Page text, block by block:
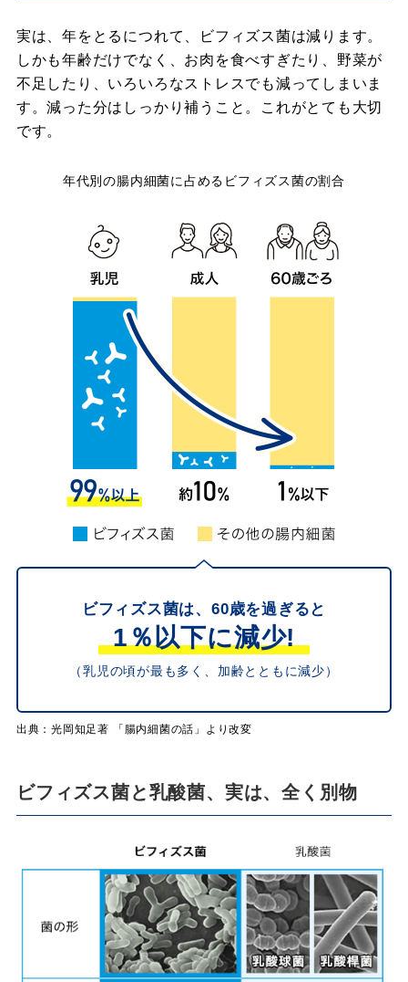
実は、年をとるにつれて、ビフィズス菌は減ります。
しかも年齢だけでなく、お肉を食べすぎたり、野菜が
不足したり、いろいろなストレスでも減ってしまいま
す。減った分はしっかり補うこと。これがとても大切
です。
年代別の腸内細菌に占めるビフィズス菌の割合
ビフィズス菌は、60歳を過ぎると
1％以下に減少!
（乳児の頃が最も多く、加齢とともに減少）
出典：光岡知足著 「腸内細菌の話」より改変
ビフィズス菌と乳酸菌、実は、全く別物